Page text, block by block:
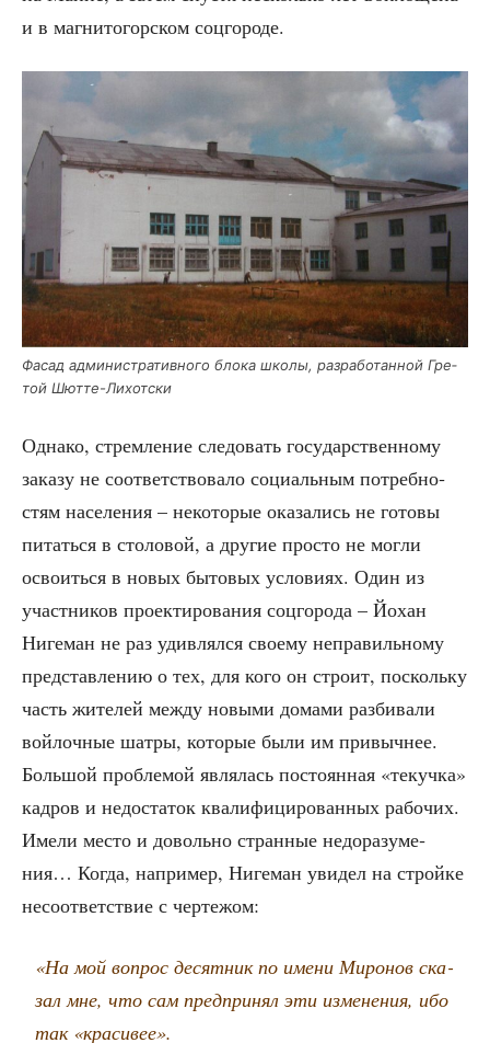
и в маг­ни­то­гор­ском соцгороде.
Фасад адми­ни­стра­тив­но­го бло­ка шко­лы, раз­ра­бо­тан­ной Гре­
той Шютте-Лихотски
Одна­ко, стрем­ле­ние сле­до­вать госу­дар­ствен­но­му
зака­зу не соот­вет­ство­ва­ло соци­аль­ным потреб­но­
стям насе­ле­ния – неко­то­рые ока­за­лись не гото­вы
питать­ся в сто­ло­вой, а дру­гие про­сто не мог­ли
осво­ить­ся в новых быто­вых усло­ви­ях. Один из
участ­ни­ков про­ек­ти­ро­ва­ния соц­го­ро­да – Йохан
Ниге­ман не раз удив­лял­ся сво­е­му непра­виль­но­му
пред­став­ле­нию о тех, для кого он стро­ит, посколь­ку
часть жите­лей меж­ду новы­ми дома­ми раз­би­ва­ли
вой­лоч­ные шат­ры, кото­рые были им при­выч­нее.
Боль­шой про­бле­мой явля­лась посто­ян­ная «текуч­ка»
кад­ров и недо­ста­ток ква­ли­фи­ци­ро­ван­ных рабо­чих.
Име­ли место и доволь­но стран­ные недо­ра­зу­ме­
ния… Когда, напри­мер, Ниге­ман уви­дел на строй­ке
несо­от­вет­ствие с чертежом:
«На мой вопрос десят­ник по име­ни Миро­нов ска­
зал мне, что сам пред­при­нял эти изме­не­ния, ибо
так «кра­си­вее».